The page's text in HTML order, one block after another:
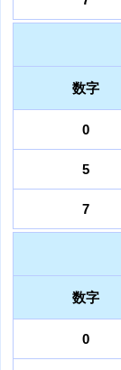
数字
0
5
7
数字
0